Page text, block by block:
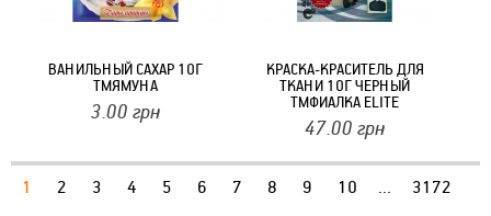
ВАНИЛЬНЫЙ САХАР 10Г
ТМЯМУНА
3.00 грн
КРАСКА-КРАСИТЕЛЬ ДЛЯ
ТКАНИ 10Г ЧЕРНЫЙ
ТМФИАЛКА ELITE
47.00 грн
1 2 3 4 5 6 7 8 9 10 ...
3172